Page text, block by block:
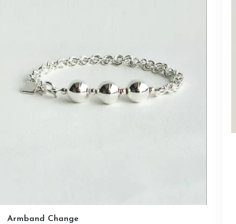
Armband Change